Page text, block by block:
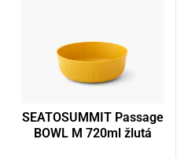
SEATOSUMMIT Passage
BOWL M 720ml žlutá